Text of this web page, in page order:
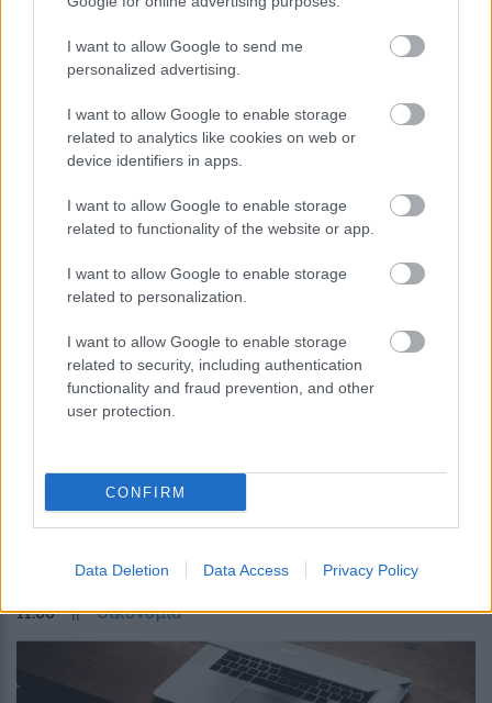
I want to allow Google to send me
personalized advertising.
I want to allow Google to enable storage
related to analytics like cookies on web or
device identifiers in apps.
I want to allow Google to enable storage
related to functionality of the website or app.
I want to allow Google to enable storage
related to personalization.
I want to allow Google to enable storage
related to security, including authentication
functionality and fraud prevention, and other
user protection.
CONFIRM
Data Deletion Data Access Privacy Policy
|| Οικονομία
ΔΥΠΑ για ανέργους με μισθό άνω των
1000 ευρώ: Ποιοι μπορούν να
καταθέσουν αίτηση και μέχρι πότε
11:00 || Οικονομία